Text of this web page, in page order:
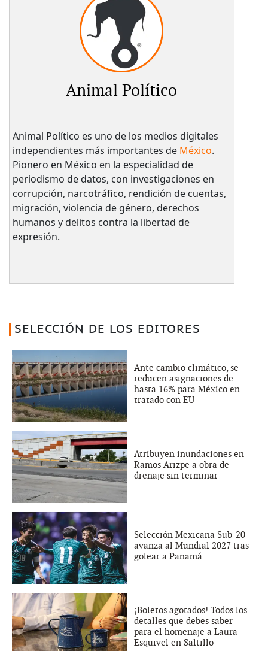
Animal Político
Animal Político es uno de los medios digitales
independientes más importantes de México.
Pionero en México en la especialidad de
periodismo de datos, con investigaciones en
corrupción, narcotráfico, rendición de cuentas,
migración, violencia de género, derechos
humanos y delitos contra la libertad de
expresión.
SELECCIÓN DE LOS EDITORES
Ante cambio climático, se
reducen asignaciones de
hasta 16% para México en
tratado con EU
Atribuyen inundaciones en
Ramos Arizpe a obra de
drenaje sin terminar
Selección Mexicana Sub-20
avanza al Mundial 2027 tras
golear a Panamá
¡Boletos agotados! Todos los
detalles que debes saber
para el homenaje a Laura
Esquivel en Saltillo